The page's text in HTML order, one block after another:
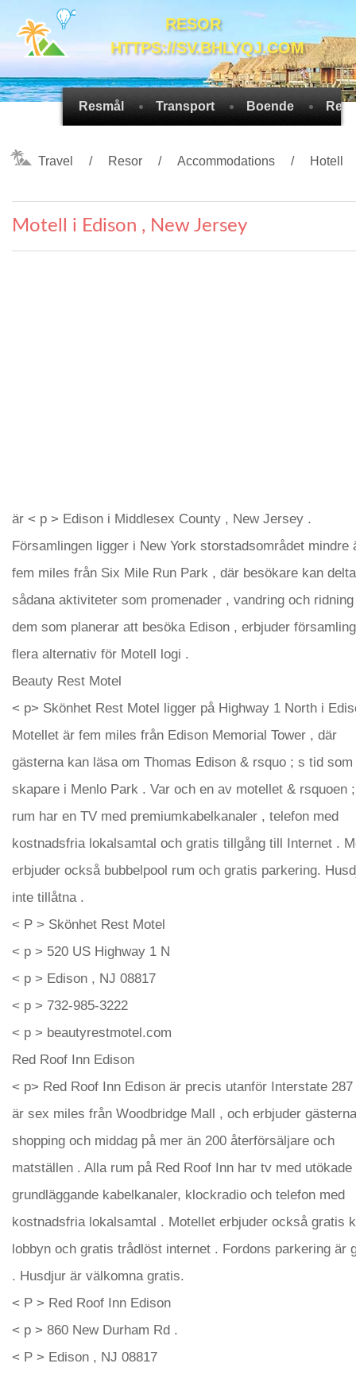
RESOR
HTTPS://SV.BHLYQJ.COM
Resmål Transport Boende
Travel Resor Accommodations Hotell
Motell i Edison , New Jersey
är < p > Edison i Middlesex County , New Jersey .
Församlingen ligger i New York storstadsområdet mindre
fem miles från Six Mile Run Park , där besökare kan
sådana aktiviteter som promenader , vandring och
dem som planerar att besöka Edison , erbjuder
flera alternativ för Motell logi .
Beauty Rest Motel
< p> Skönhet Rest Motel ligger på Highway 1 North i
Motellet är fem miles från Edison Memorial Tower , där
gästerna kan läsa om Thomas Edison & rsquo ; s tid som
skapare i Menlo Park . Var och en av motellet & rsquoen
rum har en TV med premiumkabelkanaler , telefon med
kostnadsfria lokalsamtal och gratis tillgång till Internet .
erbjuder också bubbelpool rum och gratis parkering.
inte tillåtna .
< P > Skönhet Rest Motel
< p > 520 US Highway 1 N
< p > Edison , NJ 08817
< p > 732-985-3222
< p > beautyrestmotel.com
Red Roof Inn Edison
< p> Red Roof Inn Edison är precis utanför Interstate 287
är sex miles från Woodbridge Mall , och erbjuder gästerna
shopping och middag på mer än 200 återförsäljare och
matställen . Alla rum på Red Roof Inn har tv med utökade
grundläggande kabelkanaler, klockradio och telefon med
kostnadsfria lokalsamtal . Motellet erbjuder också gratis
lobbyn och gratis trådlöst internet . Fordons parkering är
. Husdjur är välkomna gratis.
< P > Red Roof Inn Edison
< p > 860 New Durham Rd .
< P > Edison , NJ 08817